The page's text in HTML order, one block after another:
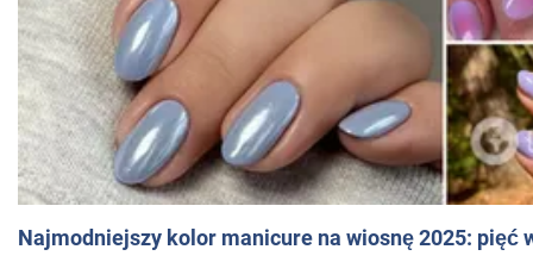
Najmodniejszy kolor manicure na wiosnę 2025: pięć